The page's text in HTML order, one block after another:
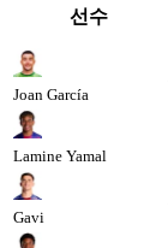
선수
Joan García
Lamine Yamal
Gavi